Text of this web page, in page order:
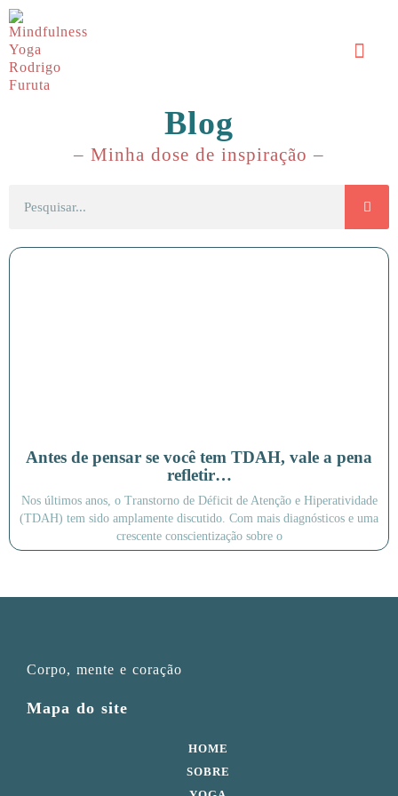
Blog
– Minha dose de inspiração –
Antes de pensar se você tem TDAH, vale a pena
refletir…
Nos últimos anos, o Transtorno de Déficit de Atenção e Hiperatividade
(TDAH) tem sido amplamente discutido. Com mais diagnósticos e uma
crescente conscientização sobre o
Corpo, mente e coração
Mapa do site
HOME
SOBRE